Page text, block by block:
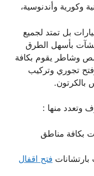
وكورية وأندنوسية،
بل تمتد لجميع
بأسهل الطرق
وشاطر يقوم بكافة
تجوري وتركيب
بالكرتون.
وتعدد منها :
بكافة مناطق
بارتشانات فتح اقفال